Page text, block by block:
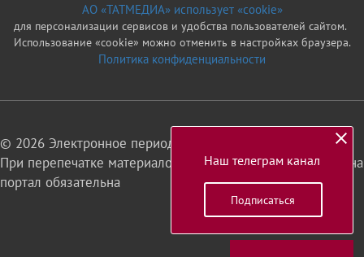
АО «ТАТМЕДИА» использует «cookie»
для персонализации сервисов и удобства пользователей сайтом.
Использование «cookie» можно отменить в настройках браузера.
Политика конфиденциальности
© 2026 Электронное периодическое издание «Татарстан»
При перепечатке материалов или их фрагментов ссылка на
портал обязательна
Наш телеграм канал
Подписаться